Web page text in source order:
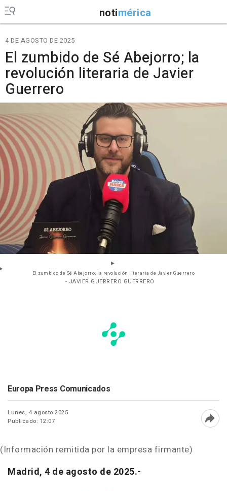
notimérica
4 DE AGOSTO DE 2025
El zumbido de Sé Abejorro; la
revolución literaria de Javier
Guerrero
El zumbido de Sé Abejorro; la revolución literaria de Javier Guerrero
- JAVIER GUERRERO GUERRERO
Europa Press Comunicados
Lunes, 4 agosto 2025
Publicado: 12:07
(Información remitida por la empresa firmante)
Madrid, 4 de agosto de 2025.-